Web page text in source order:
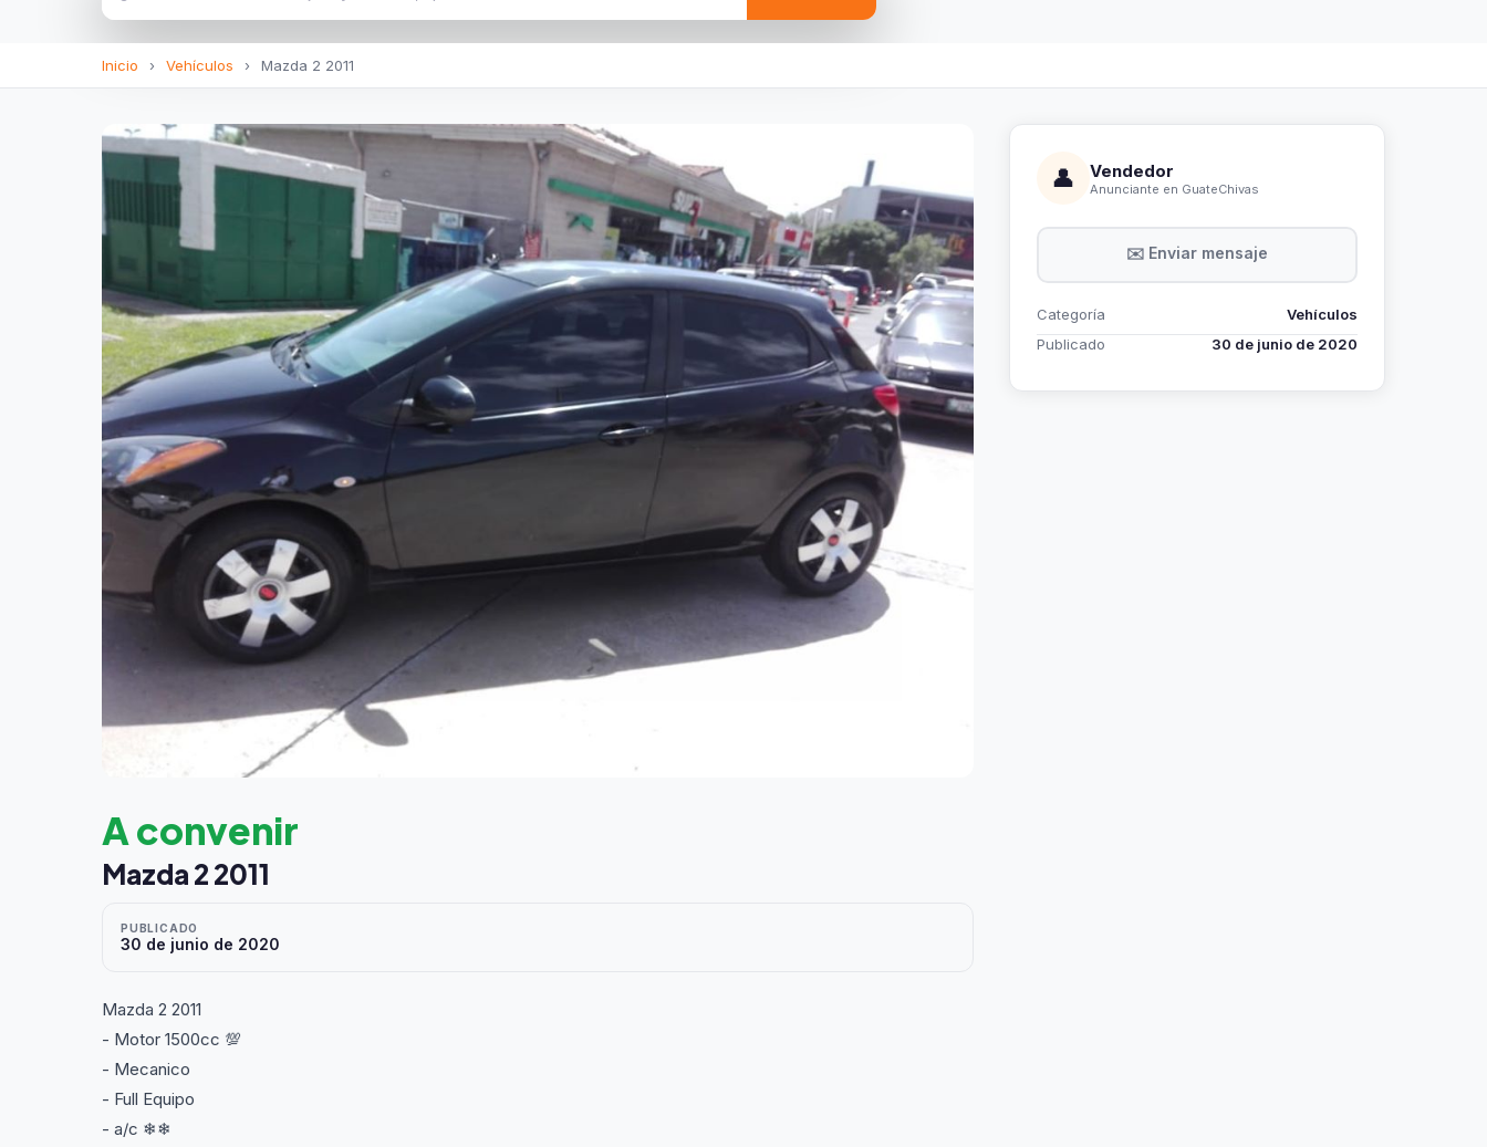
Inicio › Vehículos › Mazda 2 2011
A convenir
Mazda 2 2011
PUBLICADO
30 de junio de 2020
Mazda 2 2011
- Motor 1500cc 💯
- Mecanico
- Full Equipo
- a/c ❄❄
👤 Vendedor
Anunciante en GuateChivas
✉️ Enviar mensaje
Categoría
Vehículos
Publicado
30 de junio de 2020